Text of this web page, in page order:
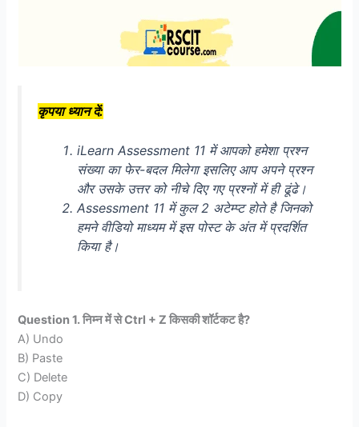
कृपया ध्यान दें:
iLearn Assessment 11 में आपको हमेशा प्रश्न
संख्या का फेर-बदल मिलेगा इसलिए आप अपने प्रश्न
और उसके उत्तर को नीचे दिए गए प्रश्नों में ही ढूंढे।
Assessment 11 में कुल 2 अटेम्प्ट होते है जिनको
हमने वीडियो माध्यम में इस पोस्ट के अंत में प्रदर्शित
किया है।
Question 1. निम्न में से Ctrl + Z किसकी शॉर्टकट है?
A) Undo
B) Paste
C) Delete
D) Copy